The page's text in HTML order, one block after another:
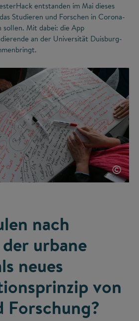
entstanden im Mai dieses
Studieren und Forschen in Corona-
Mit dabei: die App
an der Universität Duisburg-
©
nach
urbane
neues
von
Forschung?